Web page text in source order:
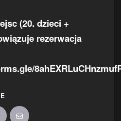
(20. dzieci +
rezerwacja